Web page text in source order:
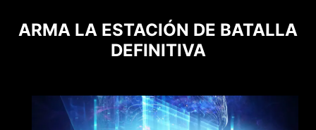
ARMA LA ESTACIÓN DE BATALLA
DEFINITIVA